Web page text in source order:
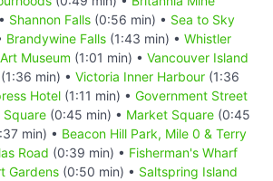
Shannon Falls (0:56 min) • Sea to Sky
Brandywine Falls (1:43 min) • Whistler
Museum (1:01 min) • Vancouver Island
(1:36 min) • Victoria Inner Harbour (1:36
Hotel (1:11 min) • Government Street
Square (0:45 min) • Market Square (0:45
min) • Beacon Hill Park, Mile 0 & Terry
Road (0:39 min) • Fisherman's Wharf
Gardens (0:50 min) • Saltspring Island